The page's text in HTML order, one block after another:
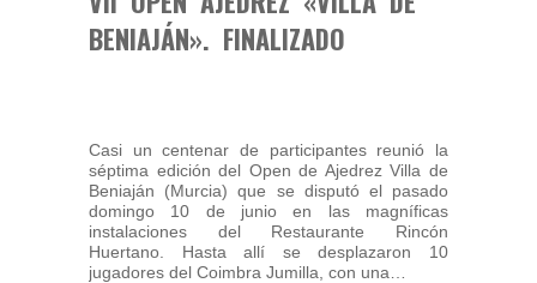
BENIAJÁN». FINALIZADO
Casi un centenar de participantes reunió la
séptima edición del Open de Ajedrez Villa de
Beniaján (Murcia) que se disputó el pasado
domingo 10 de junio en las magníficas
instalaciones del Restaurante Rincón
Huertano. Hasta allí se desplazaron 10
jugadores del Coimbra Jumilla, con una…